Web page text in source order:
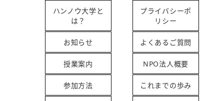
ハンノウ大学と
は？
お知らせ
授業案内
参加方法
プライバシーポ
リシー
よくあるご質問
NPO法人概要
これまでの歩み